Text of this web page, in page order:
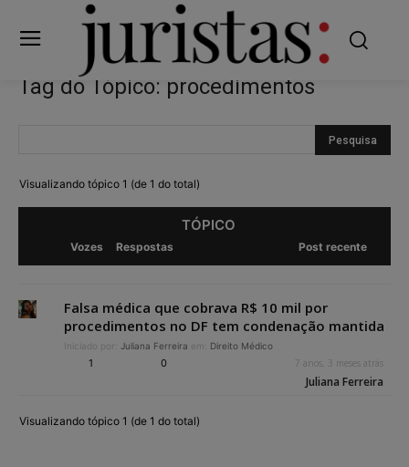
Tag do Tópico: procedimentos
Visualizando tópico 1 (de 1 do total)
TÓPICO
Vozes Respostas Post recente
Falsa médica que cobrava R$ 10 mil por
procedimentos no DF tem condenação mantida
Iniciado por: Juliana Ferreira em: Direito Médico
1 0 7 anos, 3 meses atrás
Juliana Ferreira
Visualizando tópico 1 (de 1 do total)